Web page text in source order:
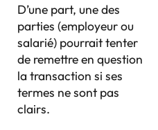
D’une part, une des
parties (employeur ou
salarié) pourrait tenter
de remettre en question
la transaction si ses
termes ne sont pas
clairs.